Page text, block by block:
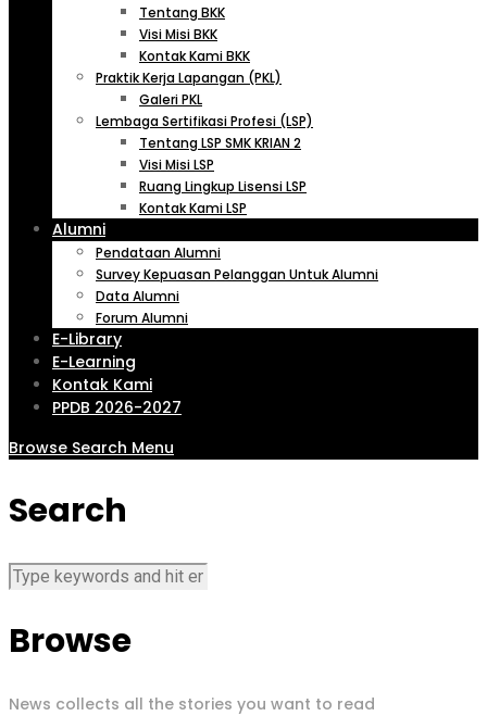
Tentang BKK
Visi Misi BKK
Kontak Kami BKK
Praktik Kerja Lapangan (PKL)
Galeri PKL
Lembaga Sertifikasi Profesi (LSP)
Tentang LSP SMK KRIAN 2
Visi Misi LSP
Ruang Lingkup Lisensi LSP
Kontak Kami LSP
Alumni
Pendataan Alumni
Survey Kepuasan Pelanggan Untuk Alumni
Data Alumni
Forum Alumni
E-Library
E-Learning
Kontak Kami
PPDB 2026-2027
Browse Search Menu
Search
Browse
News collects all the stories you want to read